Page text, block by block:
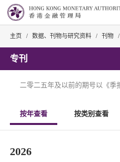
主页 / 数据、刊物与研究资料 / 刊物 /
专刊
二零二五年及以前的期号以《季
按年查看 按类别查看
2026